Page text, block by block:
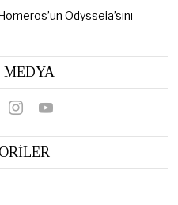
Odysseia’sını
MEDYA